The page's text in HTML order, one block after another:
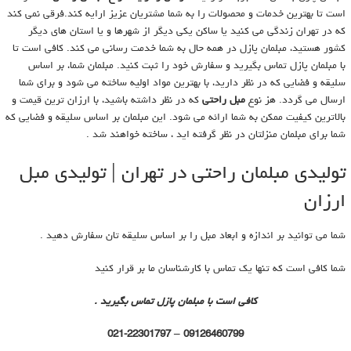
است تا بهترین خدمات و محصولات را به شما مشتریان عزیز ارایه کند.فرقی نمی کند
که در تهران زندگی می کنید یا ساکن یکی دیگر از شهرها و یا استان های دیگر
کشور هستید، مبلمان پازل در همه حال به شما خدمت رسانی می کند. کافی است تا
با مبلمان پازل تماس بگیرید و سفارش خود را ثبت کنید. مبلمان شما، بر اساس
سلیقه و فضایی که در نظر دارید، با بهترین مواد اولیه ساخته می شود و برای شما
ارسال می گردد. هز نوعمبل راحتیکه در نظر داشته باشید، با ارزان ترین قیمت و
بالاترین کیفیت ممکن به شما ارائه می شود. این مبلمان بر اساس سلیقه و فضایی که
شما برای مبلمان منزلتان در نظر گرفته اید ، ساخته خواهند شد .
تولیدی مبلمان راحتی در تهران | تولیدی مبل
ارزان
شما می توانید بر اندازه و ابعاد مبل را بر اساس سلیقه تان سفارش دهید .
شما کافی است که تنها یک تماس با کارشناسان ما بر قرار کنید
کافی است با مبلمان پازل تماس بگیرید .
09126460799 –
021-22301797